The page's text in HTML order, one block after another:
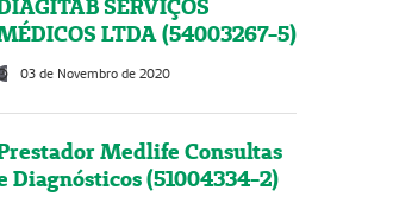
SERVIÇOS
LTDA (54003267-5)
03 de Novembro de 2020
Medlife Consultas
Diagnósticos (51004334-2)